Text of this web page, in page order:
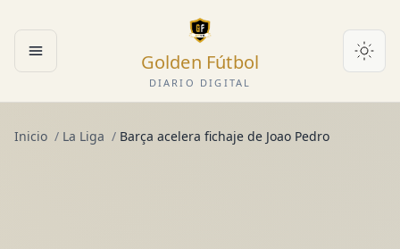
Abrir menú Golden Fútbol
DIARIO DIGITAL
Inicio / La Liga / Barça acelera fichaje de Joao Pedro